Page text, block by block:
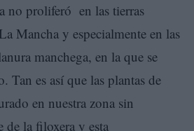
no proliferó en las tierras
Mancha y especialmente en las
manchega, en la que se
Tan es así que las plantas de
en nuestra zona sin
de la filoxera y esta